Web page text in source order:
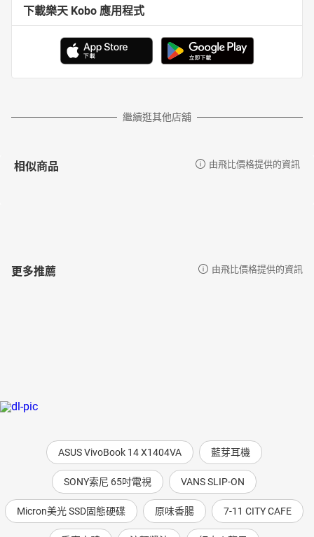
下載樂天 Kobo 應用程式
繼續逛其他店舖
相似商品 由飛比價格提供的資訊
更多推薦 由飛比價格提供的資訊
ASUS VivoBook 14 X1404VA 藍芽耳機
SONY索尼 65吋電視 VANS SLIP-ON
Micron美光 SSD固態硬碟 原味香腸 7-11 CITY CAFE